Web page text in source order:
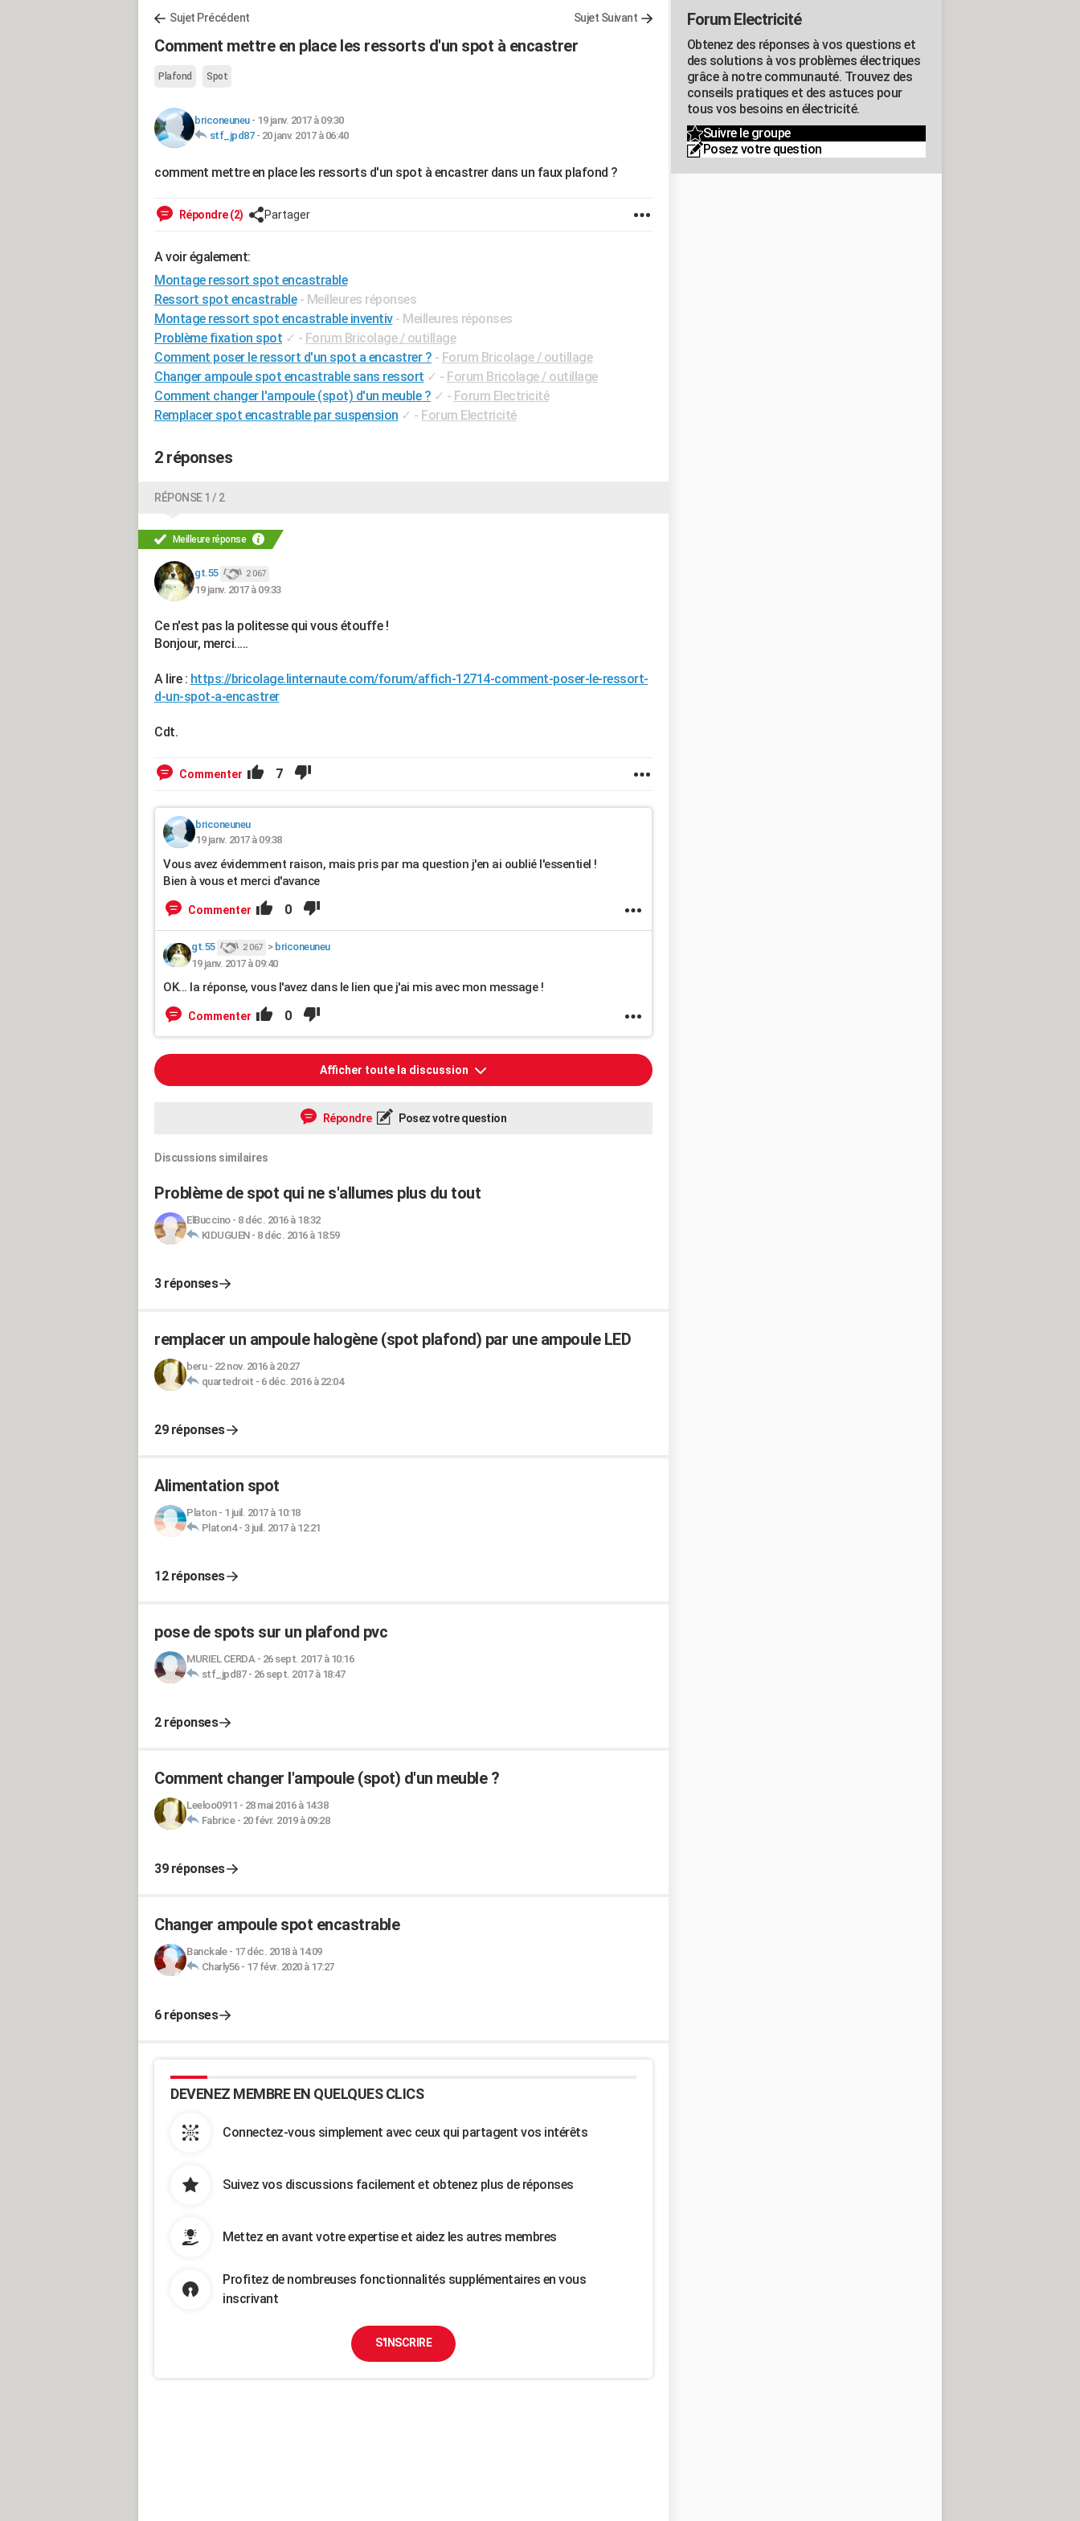
Sujet Précédent Sujet Suivant
Comment mettre en place les ressorts d'un spot à encastrer
Plafond Spot
briconeuneu- 19 janv. 2017 à 09:30
stf_jpd87- 20 janv. 2017 à 06:40
comment mettre en place les ressorts d'un spot à encastrer dans un faux plafond ?
Répondre (2) Partager
A voir également:
Montage ressort spot encastrable
Ressort spot encastrable - Meilleures réponses
Montage ressort spot encastrable inventiv - Meilleures réponses
Problème fixation spot ✓ - Forum Bricolage / outillage
Comment poser le ressort d'un spot a encastrer ? - Forum Bricolage / outillage
Changer ampoule spot encastrable sans ressort ✓ - Forum Bricolage / outillage
Comment changer l'ampoule (spot) d'un meuble ? ✓ - Forum Electricité
Remplacer spot encastrable par suspension ✓ - Forum Electricité
2 réponses
RÉPONSE 1 / 2
Meilleure réponse
gt.55 2 067
19 janv. 2017 à 09:33
Ce n'est pas la politesse qui vous étouffe !
Bonjour, merci.....
A lire : https://bricolage.linternaute.com/forum/affich-12714-comment-poser-le-ressort-
d-un-spot-a-encastrer
Cdt.
Commenter 7
briconeuneu
19 janv. 2017 à 09:38
Vous avez évidemment raison, mais pris par ma question j'en ai oublié l'essentiel !
Bien à vous et merci d'avance
Commenter 0
gt.55 2 067 > briconeuneu
19 janv. 2017 à 09:40
OK... la réponse, vous l'avez dans le lien que j'ai mis avec mon message !
Commenter 0
Afficher toute la discussion
Répondre Posez votre question
Discussions similaires
Problème de spot qui ne s'allumes plus du tout
ElBuccino- 8 déc. 2016 à 18:32
KIDUGUEN- 8 déc. 2016 à 18:59
3 réponses
remplacer un ampoule halogène (spot plafond) par une ampoule LED
beru- 22 nov. 2016 à 20:27
quartedroit - 6 déc. 2016 à 22:04
29 réponses
Alimentation spot
Platon- 1 juil. 2017 à 10:18
Platon4- 3 juil. 2017 à 12:21
12 réponses
pose de spots sur un plafond pvc
MURIEL CERDA - 26 sept. 2017 à 10:16
stf_jpd87- 26 sept. 2017 à 18:47
2 réponses
Comment changer l'ampoule (spot) d'un meuble ?
Leeloo0911 - 28 mai 2016 à 14:38
Fabrice- 20 févr. 2019 à 09:28
39 réponses
Changer ampoule spot encastrable
Banckale- 17 déc. 2018 à 14:09
Charly56- 17 févr. 2020 à 17:27
6 réponses
DEVENEZ MEMBRE EN QUELQUES CLICS
Connectez-vous simplement avec ceux qui partagent vos intérêts
Suivez vos discussions facilement et obtenez plus de réponses
Mettez en avant votre expertise et aidez les autres membres
Profitez de nombreuses fonctionnalités supplémentaires en vous
inscrivant
S'INSCRIRE
Forum Electricité
Obtenez des réponses à vos questions et
des solutions à vos problèmes électriques
grâce à notre communauté. Trouvez des
conseils pratiques et des astuces pour
tous vos besoins en électricité.
Suivre le groupe
Posez votre question